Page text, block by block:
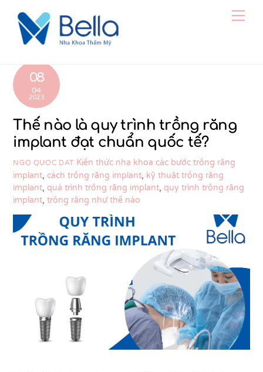
content
08
04
2023
Thế nào là quy trình trồng răng
implant đạt chuẩn quốc tế?
NGO QUOC DAT Kiến thức nha khoa các bước trồng răng
implant,cách trồng răng implant, kỹ thuật trồng răng
implant,quá trình trồng răng implant,quy trình trồng răng
implant,trồng răng như thế nào